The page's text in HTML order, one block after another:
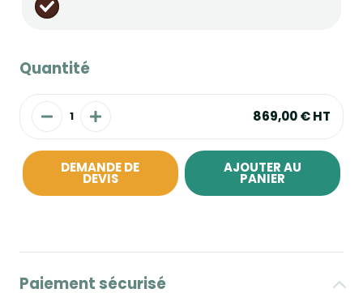
Quantité
869,00 €HT
DEMANDE DE
DEVIS
AJOUTER AU
PANIER
Paiement sécurisé